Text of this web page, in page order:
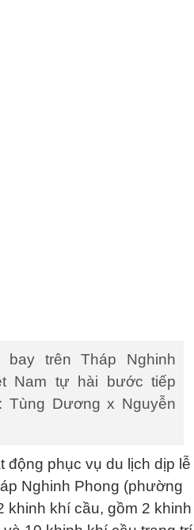
trên Tháp Nghinh
Nam tự hài bước tiếp
Tùng Dương x Nguyễn